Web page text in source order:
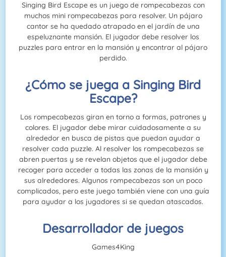
Singing Bird Escape es un juego de rompecabezas con
muchos mini rompecabezas para resolver. Un pájaro
cantor se ha quedado atrapado en el jardín de una
espeluznante mansión. El jugador debe resolver los
puzzles para entrar en la mansión y encontrar al pájaro
perdido.
¿Cómo se juega a Singing Bird
Escape?
Los rompecabezas giran en torno a formas, patrones y
colores. El jugador debe mirar cuidadosamente a su
alrededor en busca de pistas que puedan ayudar a
resolver cada puzzle. Al resolver los rompecabezas se
abren puertas y se revelan objetos que el jugador debe
recoger para acceder a todas las zonas de la mansión y
sus alrededores. Algunos rompecabezas son un poco
complicados, pero este juego también viene con una guía
para ayudar a los jugadores si se quedan atascados.
Desarrollador de juegos
Games4King